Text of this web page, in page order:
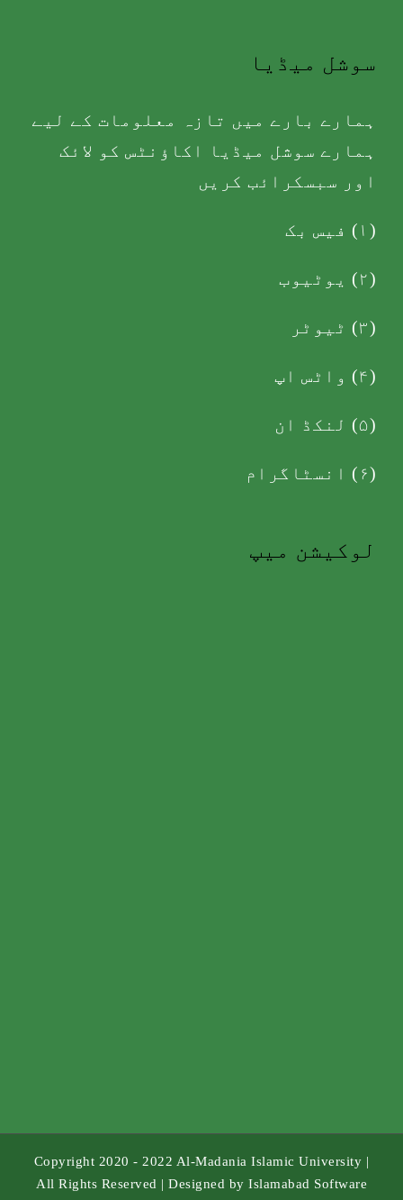
سوشل میڈیا
ہمارے بارے میں تازہ معلومات کے لیے
ہمارے سوشل میڈیا اکاؤنٹس کو لائک
اور سبسکرائب کریں
(۱) فیس بک
(۲) یوٹیوب
(۳) ٹیوٹر
(۴) واٹس اپ
(۵) لنکڈ ان
(۶) انسٹاگرام
لوکیشن میپ
Copyright 2020 - 2022 Al-Madania Islamic University |
All Rights Reserved | Designed by Islamabad Software